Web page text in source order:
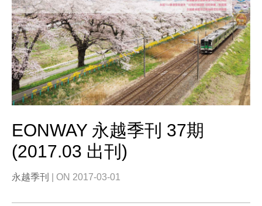
EONWAY 永越季刊 37期
(2017.03 出刊)
永越季刊 | ON 2017-03-01